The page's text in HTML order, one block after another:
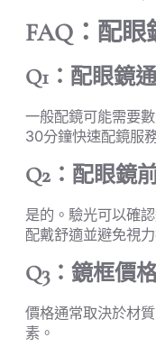
FAQ：配眼
Q1：配眼鏡
一般配鏡可能需要
30分鐘快速配鏡服
Q2：配眼鏡
是的。驗光可以確
配戴舒適並避免視力
Q3：鏡框價
價格通常取決於材
素。